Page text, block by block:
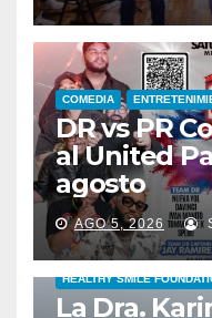
COMEDIA
DR vs PR
al United
agosto
AGO 5, 2026
HEALTHY SMILE
La Dra.